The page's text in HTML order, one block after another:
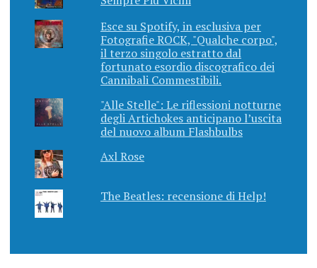
Esce su Spotify, in esclusiva per
Fotografie ROCK, "Qualche corpo",
il terzo singolo estratto dal
fortunato esordio discografico dei
Cannibali Commestibili.
"Alle Stelle": Le riflessioni notturne
degli Artichokes anticipano l’uscita
del nuovo album Flashbulbs
Axl Rose
The Beatles: recensione di Help!